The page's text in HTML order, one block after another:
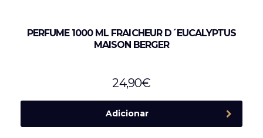
PERFUME 1000 ML FRAICHEUR D´EUCALYPTUS
MAISON BERGER
24,90€
Adicionar